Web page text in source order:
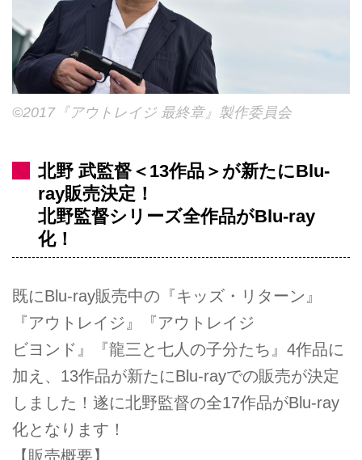
©2017『アウトレイジ 最終章』製作委員会
北野 武監督＜13作品＞が新たにBlu-
ray販売決定！
北野監督シリーズ全作品がBlu-ray
化！
既にBlu-ray販売中の『キッズ・リターン』
『アウトレイジ』『アウトレイジ
ビヨンド』『龍三と七人の子分たち』4作品に
加え、13作品が新たにBlu-rayでの販売が決定
しました！遂に北野監督の全17作品がBlu-ray
化となります！
【販売概要】